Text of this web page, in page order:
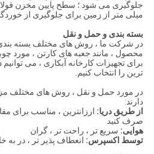
میلی متر از زمین برای جلوگیری از
بسته بندی و حمل و نقل
در شرکت ما ، روش های مختلف بسته
محصول ، مانند جعبه های کارتن ، مورد
برای تجهیزات کارخانه آبکاری ، می
ترین را انتخاب کنیم.
در مورد حمل و نقل ، روش های مختلف
دارند:
از طریق دریا: ارزانترین ، مناسب برای
صرف کنید
هوایی: سریع تر ، راحت تر ، گران
توسط اکسپرس: انعطاف پذیر تر ، در به